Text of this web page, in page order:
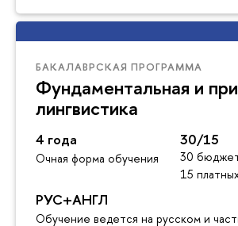
БАКАЛАВРСКАЯ ПРОГРАММА
Фундаментальная и
лингвистика
4 года
Очная форма обучения
30/15
30
15
РУС+АНГЛ
Обучение ведется на русском и